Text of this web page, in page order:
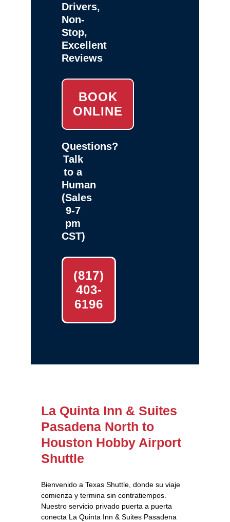
Drivers,
Non-
Stop,
Excellent
Reviews
BOOK
ONLINE
Questions?
Talk
to a
Human
(Sales
9-7
pm
CST)
(817)
403-
6196
La Quinta Inn & Suites
Pasadena North to
Houston Hobby Airport
Shuttle
Bienvenido a Texas Shuttle, donde su viaje
comienza y termina sin contratiempos.
Nuestro servicio privado puerta a puerta
conecta La Quinta Inn & Suites Pasadena